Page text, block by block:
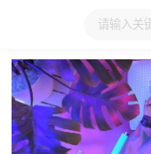
大家在看 日本动